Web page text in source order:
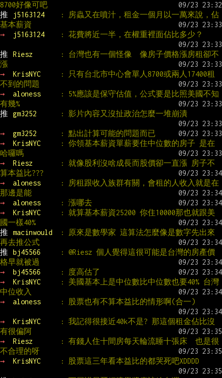
8700好像可吧
推
j5163124
: 房蟲又在噴汁，租金一個月以一萬來說，佔
基本薪資
→
j5163124 : 花費將近一半，在權重裡面佔比多少？
推 Riesz
: 台灣也有一個怪像  像房子價格漲房租卻不
漲
→
KrisNYC
: 只有台北市中心會單人8700或兩人17400租
不到的問題
→
aloness
: 5%應該是保守估值，公式要是比照美國不知
有幾%
推
gm3252 : 影片內容又沒扯政治怎麼一堆崩潰
→ gm3252
: 點出計算可能的問題而已
→
KrisNYC
: 你領基本薪資單薪要住中位數的房子 是在
哈囉嗎
→
Riesz
: 就像股利沒啥成長而股價卻一直漲 房子不
算本益比???
→
aloness
: 房租跟收入族群有關，會租的人收入就是在
那邊是能
→
aloness
: 漲哪去
→
KrisNYC
: 就算基本薪資25200 你住10000那也就跟美
國一樣40%
推
macinwould
: 原來是數學家 這算法怎麼像是數字先出來
再去推公式
推
bj45566
: @Riesz 個人覺得這很可能是台灣的房產價
格早就被過
→
bj45566
: 度高估了
→
KrisNYC
: 美國基本上是中位數比中位數也要40% 台灣
中位收入
→
aloness : 股票也有不算本益比的情形啊(合一)
→ KrisNYC
: 我記得很接近40k不是? 那這個租金佔比沒
有很偏阿
→
Riesz
: 有錢人住十間房每天輪流睡十張床  也是很
不合理的呀
→
KrisNYC : 股票這三年看本益比的都哭死吧XDDDD